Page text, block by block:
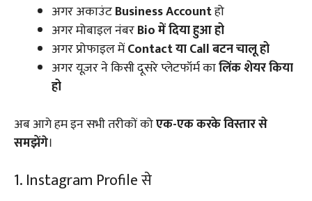
अगर अकाउंटBusiness Accountहो
अगर मोबाइल नंबरBio में दिया हुआ हो
अगर प्रोफाइल मेंContact या Call बटन चालू हो
अगर यूज़र ने किसी दूसरे प्लेटफॉर्म कालिंक शेयर किया
हो
अब आगे हम इन सभी तरीकों कोएक-एक करके विस्तार से
समझेंगे।
1. Instagram Profile से